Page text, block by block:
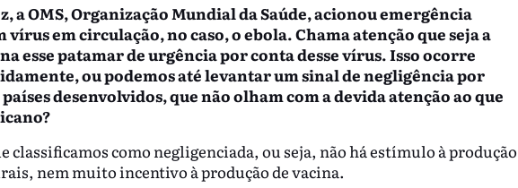
a OMS, Organização Mundial da Saúde, acionou emergência
em circulação, no caso, o ebola. Chama atenção que seja a
esse patamar de urgência por conta desse vírus. Isso ocorre
ou podemos até levantar um sinal de negligência por
desenvolvidos, que não olham com a devida atenção ao que
classificamos como negligenciada, ou seja, não há estímulo à produção
nem muito incentivo à produção de vacina.